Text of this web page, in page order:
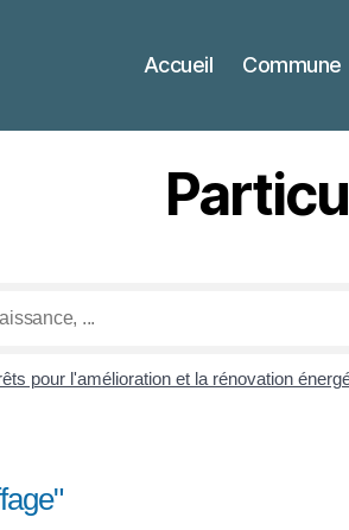
Accueil Commune
pour l'amélioration et la rénovation